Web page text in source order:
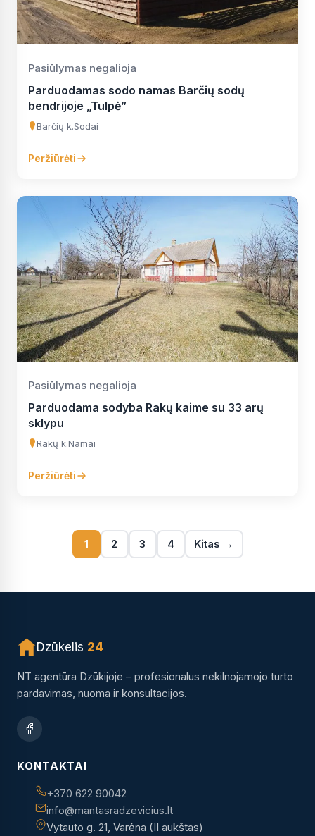
Pasiūlymas negalioja
Parduodamas sodo namas Barčių sodų
bendrijoje „Tulpė”
Barčių k.Sodai
Peržiūrėti
Pasiūlymas negalioja
Parduodama sodyba Rakų kaime su 33 arų
sklypu
Rakų k.Namai
Peržiūrėti
1 2 3 4 Kitas →
Dzūkelis 24
NT agentūra Dzūkijoje – profesionalus nekilnojamojo turto
pardavimas, nuoma ir konsultacijos.
KONTAKTAI
+370 622 90042
info@mantasradzevicius.lt
Vytauto g. 21, Varėna (II aukštas)